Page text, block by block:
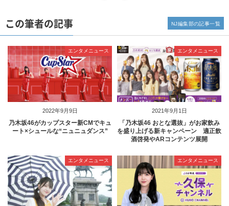
この筆者の記事
2022年9月9日
エンタメニュース
乃木坂46がカップスター新CMでキュ
ート×シュールな“ニュニュダンス”
2021年9月1日
エンタメニュース
「乃木坂46 おとな選抜」がお家飲み
を盛り上げる新キャンペーン 適正飲
酒啓発やARコンテンツ展開
エンタメニュース エンタメニュース
NJ編集部の記事一覧